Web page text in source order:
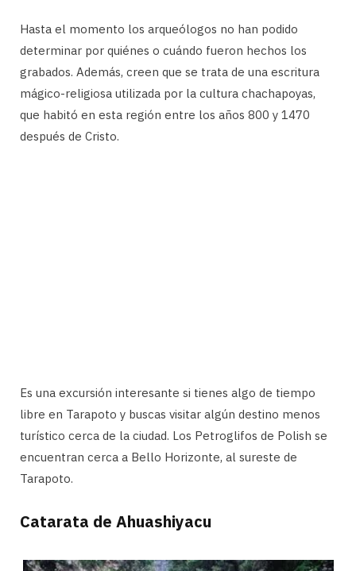
Hasta el momento los arqueólogos no han podido
determinar por quiénes o cuándo fueron hechos los
grabados. Además, creen que se trata de una escritura
mágico-religiosa utilizada por la cultura chachapoyas,
que habitó en esta región entre los años 800 y 1470
después de Cristo.
Es una excursión interesante si tienes algo de tiempo
libre en Tarapoto y buscas visitar algún destino menos
turístico cerca de la ciudad. Los Petroglifos de Polish se
encuentran cerca a Bello Horizonte, al sureste de
Tarapoto.
Catarata de Ahuashiyacu